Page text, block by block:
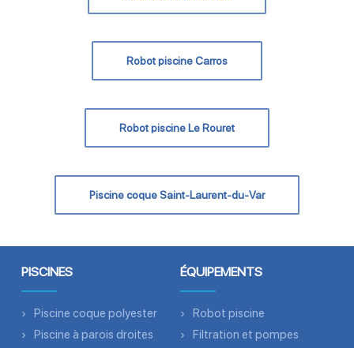
Robot piscine Carros
Robot piscine Le Rouret
Piscine coque Saint-Laurent-du-Var
PISCINES
Piscine coque polyester
Piscine à parois droites
ÉQUIPEMENTS
Robot piscine
Filtration et pompes